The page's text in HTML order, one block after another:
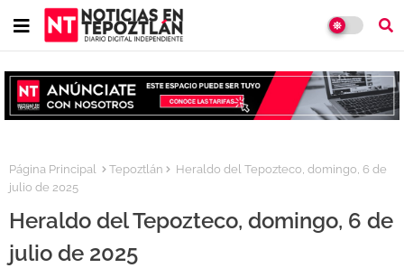
Página Principal Tepoztlán
Heraldo del Tepozteco, domingo, 6 de
julio de 2025
Heraldo del Tepozteco, domingo, 6 de
julio de 2025